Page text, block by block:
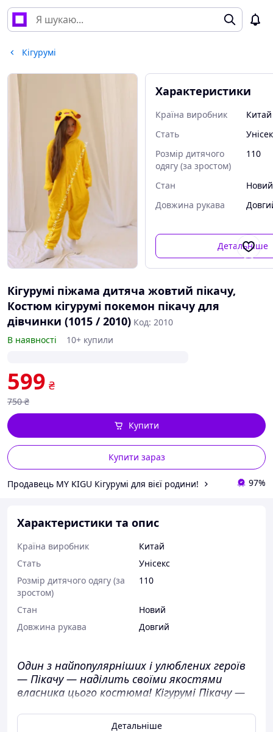
Кігурумі
Характеристики
Країна виробник
Китай
Стать
Розмір дитячого
одягу (за зростом)
110
Стан
Новий
Довжина рукава
Детальніше
Кігурумі піжама дитяча жовтий пікачу,
Костюм кігурумі покемон пікачу для
дівчинки (1015 / 2010) Код: 2010
В наявності
10+ купили
599 ₴
750 ₴
Купити зараз
Купити
Продавець MY KIGU Кігурумі для вієї родини! 97%
Характеристики та опис
Країна виробник
Китай
Стать
Унісекс
Розмір дитячого одягу (за
зростом)
110
Стан
Новий
Довжина рукава
Довгий
Один з найпопулярніших і улюблених героїв
— Пікачу — наділить своїми якостями
власника цього костюма! Кігурумі Пікачу —
високоякісної фланелі.Детальніше